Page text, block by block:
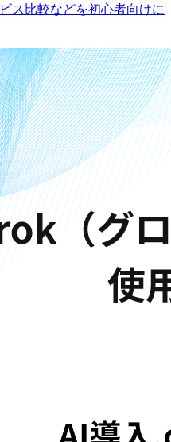
ス比較などを初心者向けに